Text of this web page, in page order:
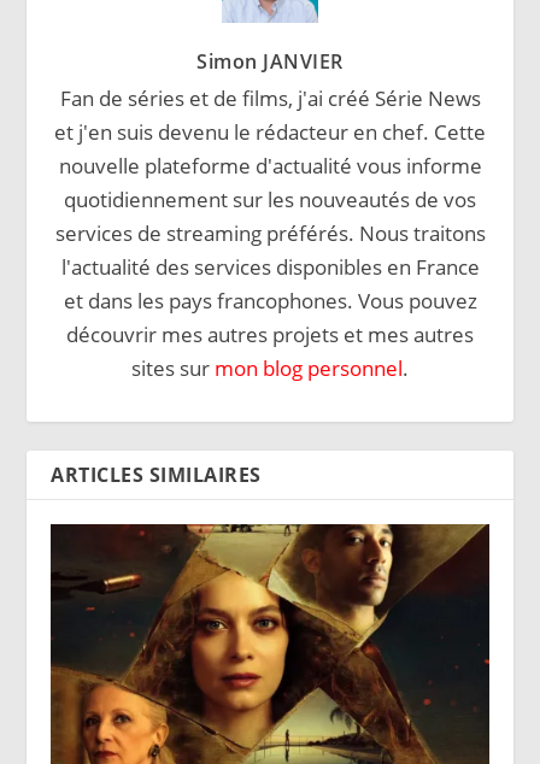
Simon JANVIER
Fan de séries et de films, j'ai créé Série News
et j'en suis devenu le rédacteur en chef. Cette
nouvelle plateforme d'actualité vous informe
quotidiennement sur les nouveautés de vos
services de streaming préférés. Nous traitons
l'actualité des services disponibles en France
et dans les pays francophones. Vous pouvez
découvrir mes autres projets et mes autres
sites sur mon blog personnel.
ARTICLES SIMILAIRES